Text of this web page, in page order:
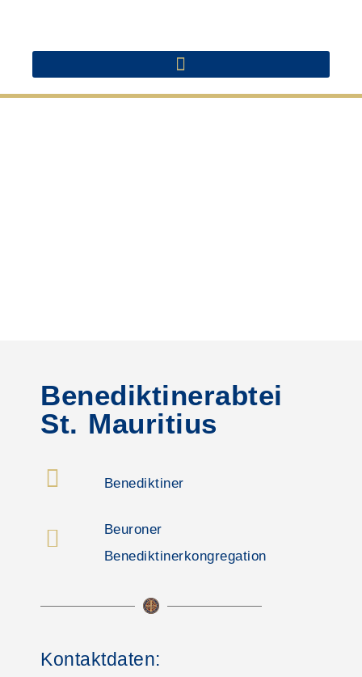
Benediktinerabtei
St. Mauritius
Benediktiner
Beuroner
Benediktinerkongregation
Kontaktdaten: